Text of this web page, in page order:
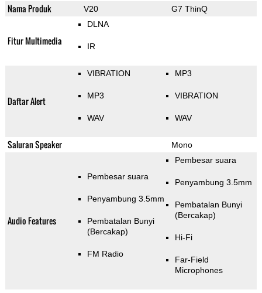
Nama Produk V20 G7 ThinQ
Fitur Multimedia
DLNA
IR
Daftar Alert
VIBRATION
MP3
WAV
MP3
VIBRATION
WAV
Saluran Speaker Mono
Audio Features
Pembesar suara
Penyambung 3.5mm
Pembatalan Bunyi
(Bercakap)
FM Radio
Pembesar suara
Penyambung 3.5mm
Pembatalan Bunyi
(Bercakap)
Hi-Fi
Far-Field
Microphones